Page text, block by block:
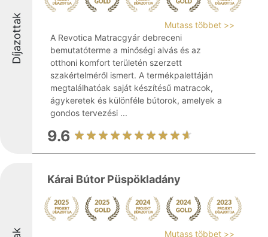
Díjazottak
Mutass többet >>
A Revotica Matracgyár debreceni
bemutatóterme a minőségi alvás és az
otthoni komfort területén szerzett
szakértelméről ismert. A termékpalettáján
megtalálhatóak saját készítésű matracok,
ágykeretek és különféle bútorok, amelyek a
gondos tervezési ...
9.6
Kárai Bútor Püspökladány
Mutass többet >>